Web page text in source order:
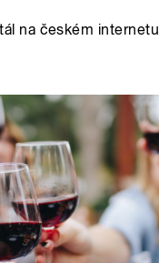
na českém internetu